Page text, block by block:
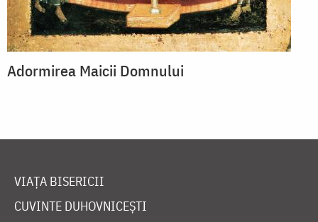
Adormirea Maicii Domnului
VIAȚA BISERICII
CUVINTE DUHOVNICEȘTI